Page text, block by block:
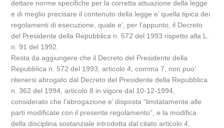
dettare norme specifiche per la corretta attuazione della legge
e di meglio precisare il contenuto della legge e’ quella tipica dei
regolamenti di esecuzione, quale e’, per l’appunto, il Decreto
del Presidente della Repubblica n. 572 del 1993 rispetto alla L.
n. 91 del 1992.
Resta da aggiungere che il Decreto del Presidente della
Repubblica n. 572 del 1993, articolo 4, comma 7, non puo’
ritenersi abrogato dal Decreto del Presidente della Repubblica
n. 362 del 1994, articolo 8 in vigore dal 10-12-1994,
considerato che l’abrogazione e’ disposta “limitatamente alle
parti modificate con il presente regolamento”, e la modifica
della disciplina sostanziale introdotta dal citato articolo 4,